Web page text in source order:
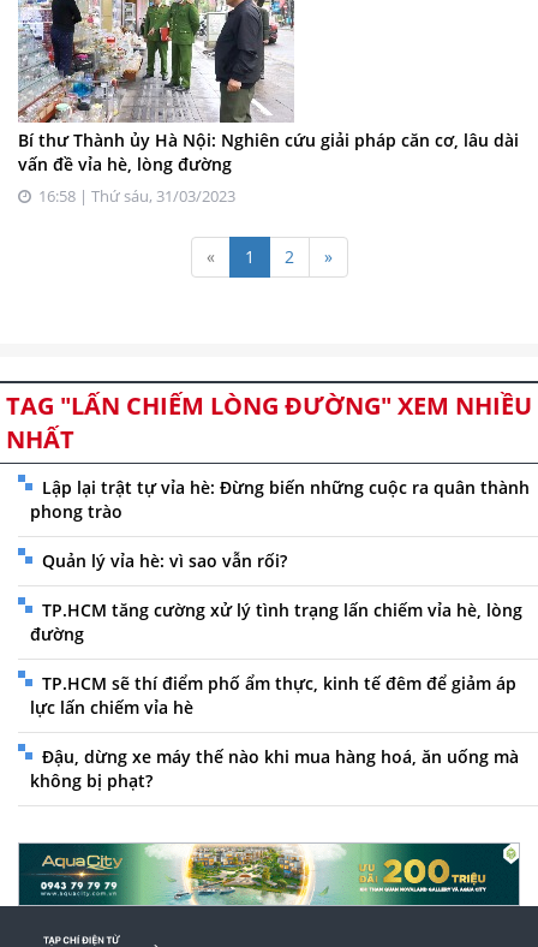
Bí thư Thành ủy Hà Nội: Nghiên cứu giải pháp căn cơ, lâu dài
vấn đề vỉa hè, lòng đường
16:58 | Thứ sáu, 31/03/2023
« 1 2 »
TAG "LẤN CHIẾM LÒNG ĐƯỜNG" XEM NHIỀU
NHẤT
Lập lại trật tự vỉa hè: Đừng biến những cuộc ra quân thành
phong trào
Quản lý vỉa hè: vì sao vẫn rối?
TP.HCM tăng cường xử lý tình trạng lấn chiếm vỉa hè, lòng
đường
TP.HCM sẽ thí điểm phố ẩm thực, kinh tế đêm để giảm áp
lực lấn chiếm vỉa hè
Đậu, dừng xe máy thế nào khi mua hàng hoá, ăn uống mà
không bị phạt?